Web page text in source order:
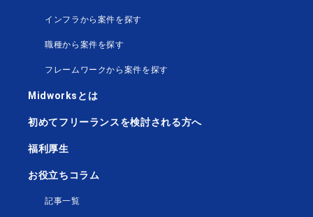
インフラから案件を探す
職種から案件を探す
フレームワークから案件を探す
Midworksとは
初めてフリーランスを検討される方へ
福利厚生
お役立ちコラム
記事一覧